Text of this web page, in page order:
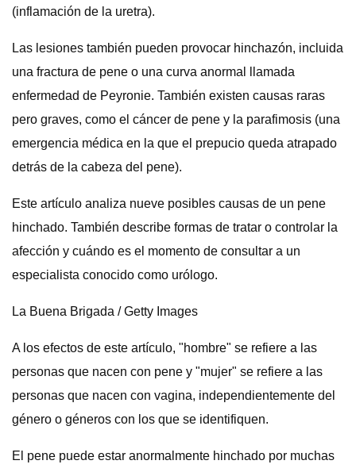
(inflamación de la uretra).
Las lesiones también pueden provocar hinchazón, incluida
una fractura de pene o una curva anormal llamada
enfermedad de Peyronie. También existen causas raras
pero graves, como el cáncer de pene y la parafimosis (una
emergencia médica en la que el prepucio queda atrapado
detrás de la cabeza del pene).
Este artículo analiza nueve posibles causas de un pene
hinchado. También describe formas de tratar o controlar la
afección y cuándo es el momento de consultar a un
especialista conocido como urólogo.
La Buena Brigada / Getty Images
A los efectos de este artículo, "hombre" se refiere a las
personas que nacen con pene y "mujer" se refiere a las
personas que nacen con vagina, independientemente del
género o géneros con los que se identifiquen.
El pene puede estar anormalmente hinchado por muchas